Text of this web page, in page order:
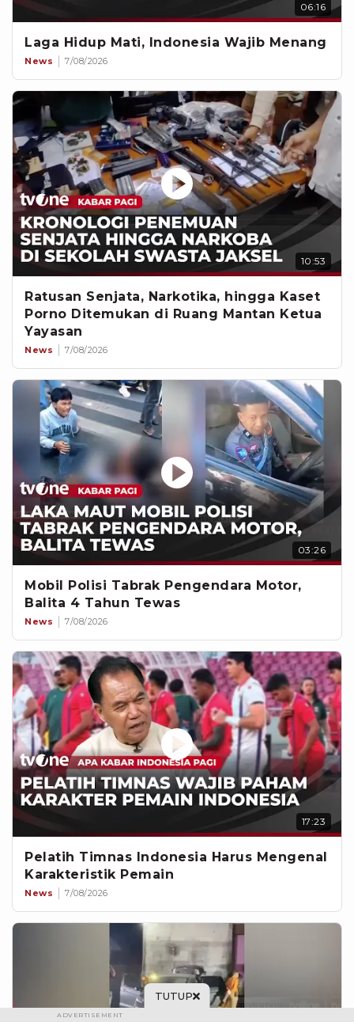
06:16
Laga Hidup Mati, Indonesia Wajib Menang
News 7/08/2026
10:53
Ratusan Senjata, Narkotika, hingga Kaset
Porno Ditemukan di Ruang Mantan Ketua
Yayasan
News 7/08/2026
03:26
Mobil Polisi Tabrak Pengendara Motor,
Balita 4 Tahun Tewas
News 7/08/2026
17:23
Pelatih Timnas Indonesia Harus Mengenal
Karakteristik Pemain
News 7/08/2026
TUTUP
ADVERTISEMENT